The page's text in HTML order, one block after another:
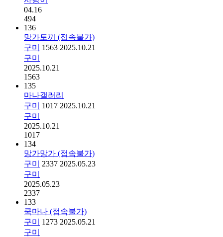
04.16
494
136
망가토끼 (접속불가)
구미
1563 2025.10.21
구미
2025.10.21
1563
135
마나갤러리
구미
1017 2025.10.21
구미
2025.10.21
1017
134
망가망가 (접속불가)
구미
2337 2025.05.23
구미
2025.05.23
2337
133
쿡마나 (접속불가)
구미
1273 2025.05.21
구미